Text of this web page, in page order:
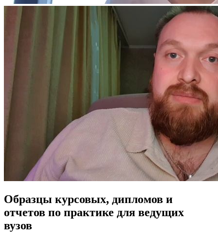
Образцы курсовых, дипломов и
отчетов по практике для ведущих
вузов